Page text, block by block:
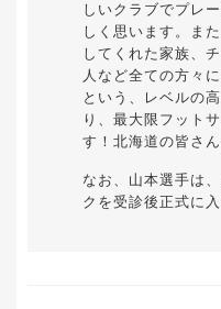
しいクラブでプレ
しく思います。ま
してくれた家族、
人など全ての方々
という、レベルの
り、最大限フット
す！北海道の皆さ
なお、山本選手は
クを受診後正式に